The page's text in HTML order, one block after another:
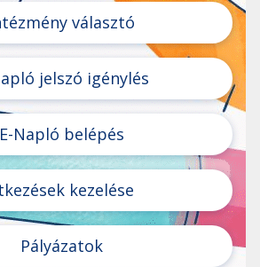
választó
jelszó igénylés
E-Napló belépés
kezelése
Pályázatok